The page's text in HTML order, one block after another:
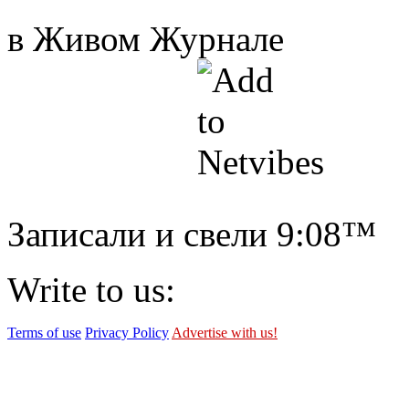
в Живом Журнале
Записали и свели 9:08™
Write to us:
Terms of use Privacy Policy Advertise with us!